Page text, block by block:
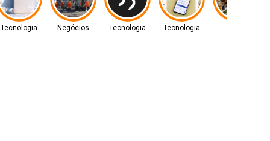
Tecnologia Negócios Tecnologia Tecnologia